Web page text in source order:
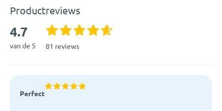
Productreviews
4.7
van de 5 81 reviews
Perfect